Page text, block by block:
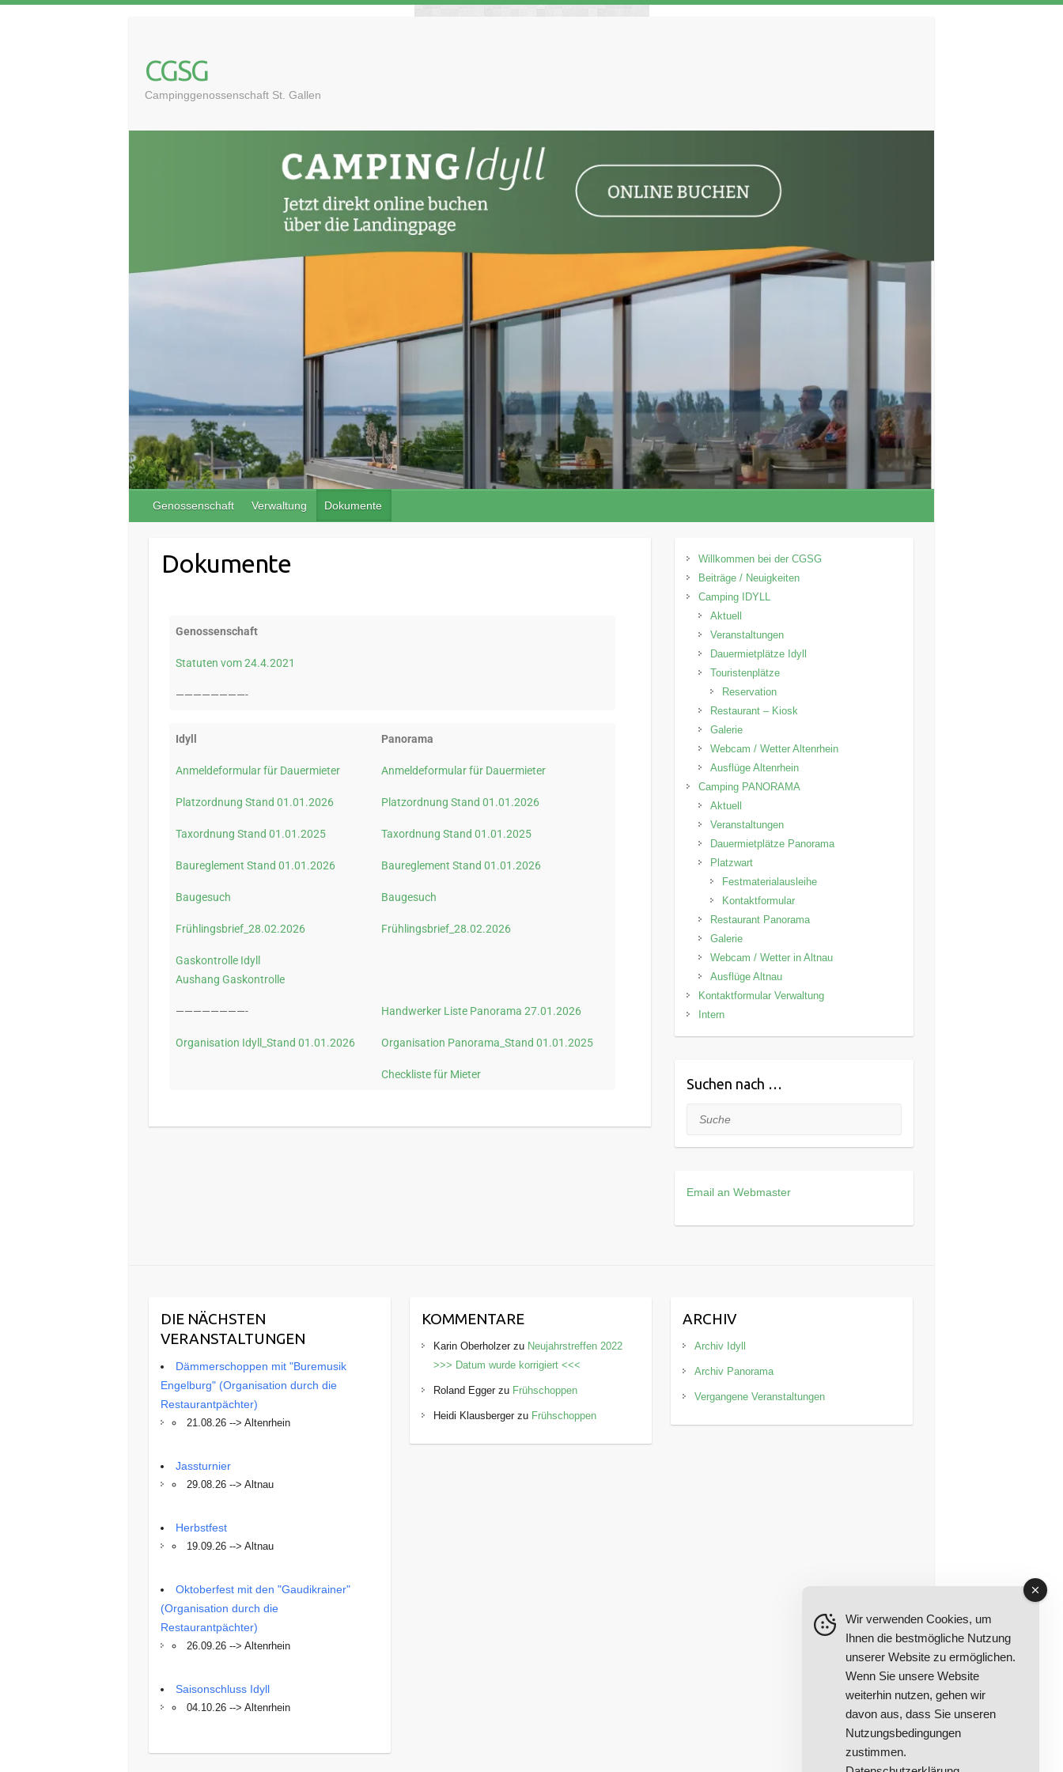
CGSG
Campinggenossenschaft St. Gallen
Genossenschaft Verwaltung Dokumente
Dokumente
Genossenschaft
Statuten vom 24.4.2021
————————-
Idyll Panorama
Anmeldeformular für Dauermieter Anmeldeformular für Dauermieter
Platzordnung Stand 01.01.2026 Platzordnung Stand 01.01.2026
Taxordnung Stand 01.01.2025 Taxordnung Stand 01.01.2025
Baureglement Stand 01.01.2026 Baureglement Stand 01.01.2026
Baugesuch Baugesuch
Frühlingsbrief_28.02.2026 Frühlingsbrief_28.02.2026
Gaskontrolle Idyll
Aushang Gaskontrolle
————————- Handwerker Liste Panorama 27.01.2026
Organisation Idyll_Stand 01.01.2026 Organisation Panorama_Stand 01.01.2025
Checkliste für Mieter
Willkommen bei der CGSG
Beiträge / Neuigkeiten
Camping IDYLL
Aktuell
Veranstaltungen
Dauermietplätze Idyll
Touristenplätze
Reservation
Restaurant – Kiosk
Galerie
Webcam / Wetter Altenrhein
Ausflüge Altenrhein
Camping PANORAMA
Aktuell
Veranstaltungen
Dauermietplätze Panorama
Platzwart
Festmaterialausleihe
Kontaktformular
Restaurant Panorama
Galerie
Webcam / Wetter in Altnau
Ausflüge Altnau
Kontaktformular Verwaltung
Intern
Suchen nach …
Suche
Email an Webmaster
DIE NÄCHSTEN
VERANSTALTUNGEN
Dämmerschoppen mit "Buremusik
Engelburg" (Organisation durch die
Restaurantpächter)
21.08.26 --> Altenrhein
Jassturnier
29.08.26 --> Altnau
Herbstfest
19.09.26 --> Altnau
Oktoberfest mit den "Gaudikrainer"
(Organisation durch die
Restaurantpächter)
26.09.26 --> Altenrhein
Saisonschluss Idyll
04.10.26 --> Altenrhein
KOMMENTARE
Karin Oberholzer zu Neujahrstreffen 2022
>>> Datum wurde korrigiert <<<
Roland Egger zu Frühschoppen
Heidi Klausberger zu Frühschoppen
ARCHIV
Archiv Idyll
Archiv Panorama
Vergangene Veranstaltungen
Wir verwenden Cookies, um
Ihnen die bestmögliche Nutzung
unserer Website zu ermöglichen.
Wenn Sie unsere Website
weiterhin nutzen, gehen wir
davon aus, dass Sie unseren
Nutzungsbedingungen
zustimmen.